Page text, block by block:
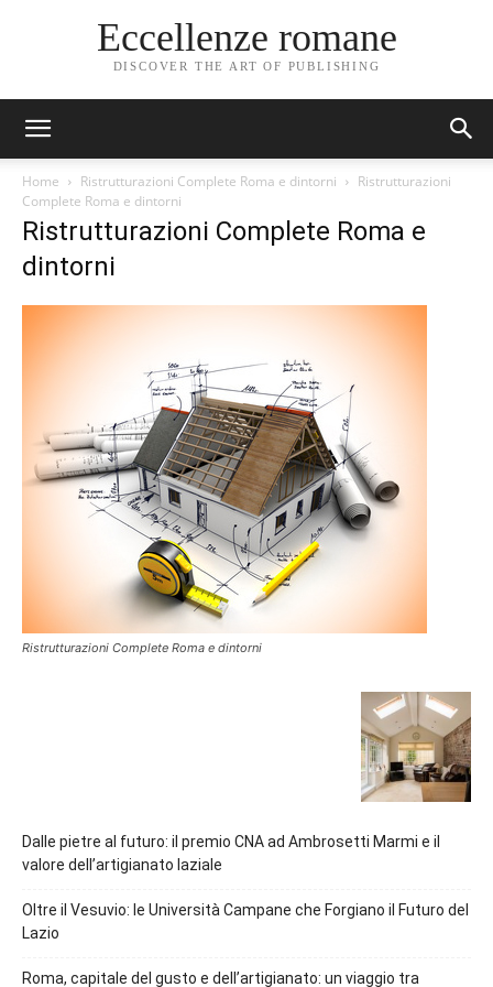
Eccellenze romane
DISCOVER THE ART OF PUBLISHING
Home Ristrutturazioni Complete Roma e dintorni
Ristrutturazioni
Complete Roma e dintorni
Ristrutturazioni Complete Roma e
dintorni
Ristrutturazioni Complete Roma e dintorni
Dalle pietre al futuro: il premio CNA ad Ambrosetti Marmi e il
valore dell’artigianato laziale
Oltre il Vesuvio: le Università Campane che Forgiano il Futuro del
Lazio
Roma, capitale del gusto e dell’artigianato: un viaggio tra